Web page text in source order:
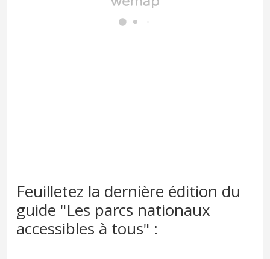
Feuilletez la dernière édition du
guide "Les parcs nationaux
accessibles à tous" :